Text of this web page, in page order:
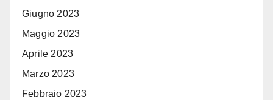
Giugno 2023
Maggio 2023
Aprile 2023
Marzo 2023
Febbraio 2023